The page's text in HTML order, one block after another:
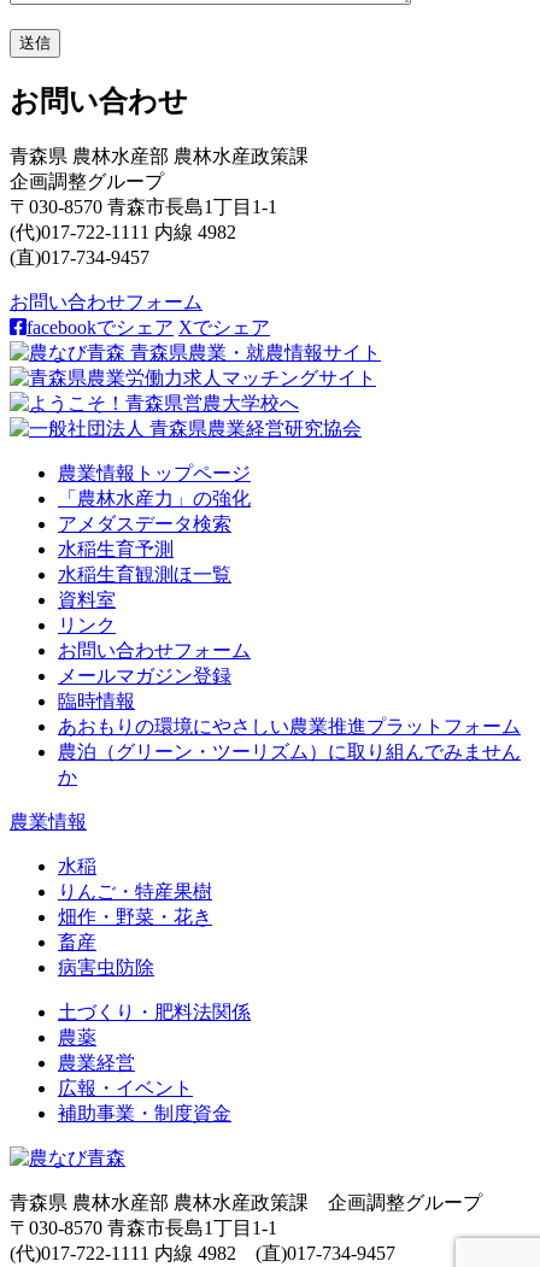
お問い合わせ
青森県 農林水産部 農林水産政策課
企画調整グループ
〒030-8570 青森市長島1丁目1-1
(代)017-722-1111 内線 4982
(直)017-734-9457
お問い合わせフォーム
facebookでシェア Xでシェア
農業情報トップページ
「農林水産力」の強化
アメダスデータ検索
水稲生育予測
水稲生育観測ほ一覧
資料室
リンク
お問い合わせフォーム
メールマガジン登録
臨時情報
あおもりの環境にやさしい農業推進プラットフォーム
農泊（グリーン・ツーリズム）に取り組んでみません
か
農業情報
水稲
りんご・特産果樹
畑作・野菜・花き
畜産
病害虫防除
土づくり・肥料法関係
農薬
農業経営
広報・イベント
補助事業・制度資金
青森県 農林水産部 農林水産政策課 企画調整グループ
〒030-8570 青森市長島1丁目1-1
(代)017-722-1111 内線 4982 (直)017-734-9457